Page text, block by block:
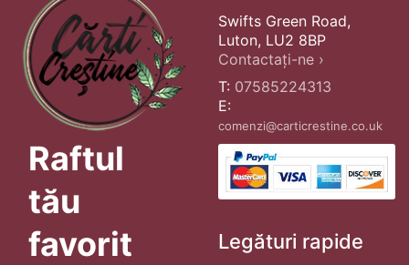
Raftul
tău
favorit
Swifts Green Road,
Luton, LU2 8BP
Contactați-ne ›
T: 07585224313
E:
comenzi@carticrestine.co.uk
Legături rapide